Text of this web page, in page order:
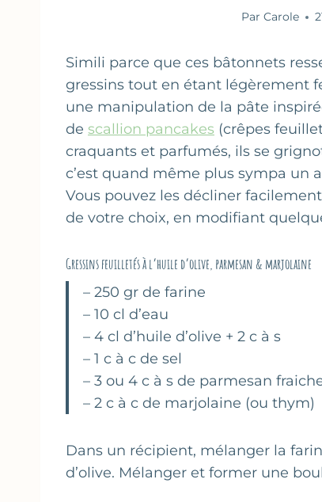
Par Carole
Simili parce que ces bâtonnets
gressins tout en étant légèrement
une manipulation de la pâte
de scallion pancakes (crêpes
craquants et parfumés, ils se
c’est quand même plus sympa un
Vous pouvez les décliner
de votre choix, en modifiant
Gressins feuilletés à l’huile d’olive, parmesan & marjolaine
– 250 gr de farine
– 10 cl d’eau
– 4 cl d’huile d’olive + 2 c à s
– 1 c à c de sel
– 3 ou 4 c à s de parmesan
– 2 c à c de marjolaine (ou thym)
Dans un récipient, mélanger la
d’olive. Mélanger et former une